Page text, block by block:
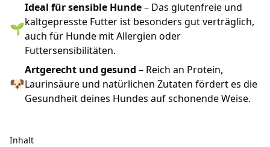
🌱
Ideal für sensible Hunde– Das glutenfreie und
kaltgepresste Futter ist besonders gut verträglich,
auch für Hunde mit Allergien oder
Futtersensibilitäten.
🐶
Artgerecht und gesund – Reich an Protein,
Laurinsäure und natürlichen Zutaten fördert es die
Gesundheit deines Hundes auf schonende Weise.
Inhalt